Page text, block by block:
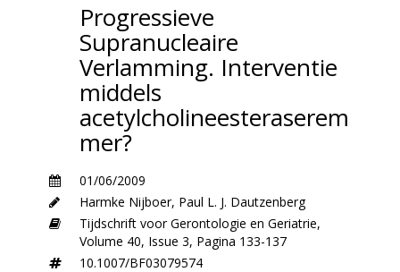
Progressieve
Supranucleaire
Verlamming. Interventie
middels
acetylcholineesteraserem
mer?
01/06/2009
Harmke Nijboer, Paul L. J. Dautzenberg
Tijdschrift voor Gerontologie en Geriatrie,
Volume 40, Issue 3, Pagina 133-137
10.1007/BF03079574